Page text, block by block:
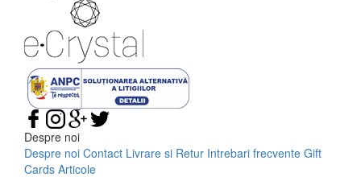
Despre noi
Despre noi Contact Livrare si Retur Intrebari frecvente Gift
Cards Articole